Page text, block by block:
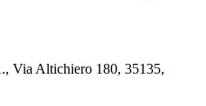
Via Altichiero 180, 35135,